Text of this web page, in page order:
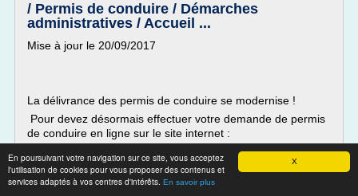
X
En poursuivant votre navigation sur ce site, vous acceptez
l'utilisation de cookies pour vous proposer des contenus et
services adaptés à vos centres d'intérêts. En savoir plus
/ Permis de conduire / Démarches
administratives / Accueil ...
Mise à jour le 20/09/2017
La délivrance des permis de conduire se modernise !
Pour devez désormais effectuer votre demande de permis
de conduire en ligne sur le site internet :
- inscription au permis de conduire pour passer les
examens (première inscription ou nouvelle catégorie)